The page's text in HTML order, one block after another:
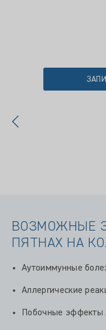
ВОЗМОЖНЫЕ
ПЯТНАХ НА
Аутоиммунные
Аллергические
Побочные эффекты